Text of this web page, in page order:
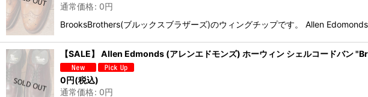
通常価格: 0円
BrooksBrothers(ブルックスブラザーズ)のウィングチップです。 Allen
【SALE】 Allen Edmonds (アレンエドモンズ) ホーウィン シェルコードバン
0円(税込)
通常価格: 0円